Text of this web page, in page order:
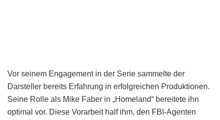
Vor seinem Engagement in der Serie sammelte der
Darsteller bereits Erfahrung in erfolgreichen Produktionen.
Seine Rolle als Mike Faber in „Homeland“ bereitete ihn
optimal vor. Diese Vorarbeit half ihm, den FBI-Agenten